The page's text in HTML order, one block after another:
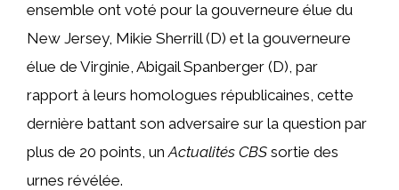
ensemble ont voté pour la gouverneure élue du
New Jersey, Mikie Sherrill (D) et la gouverneure
élue de Virginie, Abigail Spanberger (D), par
rapport à leurs homologues républicaines, cette
dernière battant son adversaire sur la question par
plus de 20 points, unActualités CBS sortie des
urnes révélée.